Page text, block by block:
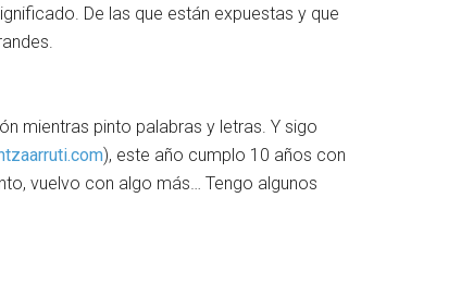
De las que están expuestas y que
mientras pinto palabras y letras. Y sigo
), este año cumplo 10 años con
vuelvo con algo más… Tengo algunos